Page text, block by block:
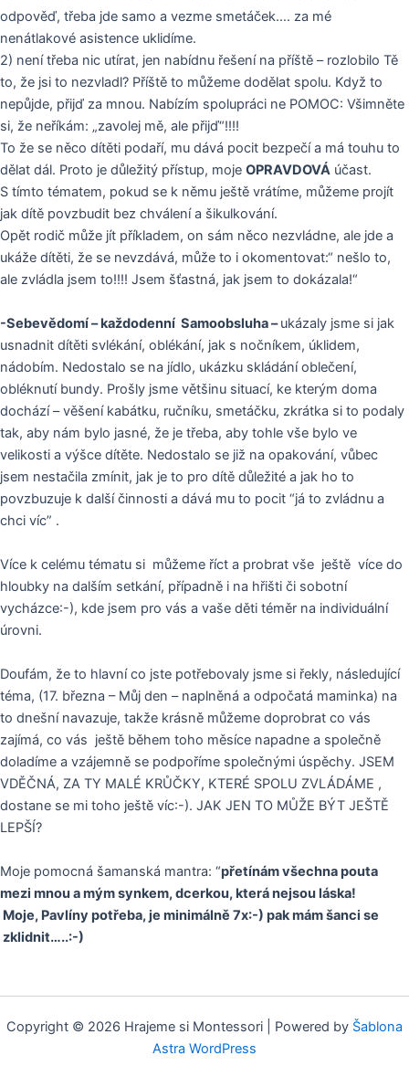
odpověď, třeba jde samo a vezme smetáček…. za mé
nenátlakové asistence uklidíme.
2) není třeba nic utírat, jen nabídnu řešení na příště – rozlobilo Tě
to, že jsi to nezvladl? Příště to můžeme dodělat spolu. Když to
nepůjde, přijď za mnou. Nabízím spolupráci ne POMOC: Všimněte
si, že neříkám: „zavolej mě, ale přijď“!!!!
To že se něco dítěti podaří, mu dává pocit bezpečí a má touhu to
dělat dál. Proto je důležitý přístup, moje OPRAVDOVÁ účast.
S tímto tématem, pokud se k němu ještě vrátíme, můžeme projít
jak dítě povzbudit bez chválení a šikulkování.
Opět rodič může jít příkladem, on sám něco nezvládne, ale jde a
ukáže dítěti, že se nevzdává, může to i okomentovat:“ nešlo to,
ale zvládla jsem to!!!! Jsem šťastná, jak jsem to dokázala!“
-Sebevědomí – každodenní Samoobsluha –ukázaly jsme si jak
usnadnit dítěti svlékání, oblékání, jak s nočníkem, úklidem,
nádobím. Nedostalo se na jídlo, ukázku skládání oblečení,
obléknutí bundy. Prošly jsme většinu situací, ke kterým doma
dochází – věšení kabátku, ručníku, smetáčku, zkrátka si to podaly
tak, aby nám bylo jasné, že je třeba, aby tohle vše bylo ve
velikosti a výšce dítěte. Nedostalo se již na opakování, vůbec
jsem nestačila zmínit, jak je to pro dítě důležité a jak ho to
povzbuzuje k další činnosti a dává mu to pocit “já to zvládnu a
chci víc” .
Více k celému tématu si můžeme říct a probrat vše ještě více do
hloubky na dalším setkání, případně i na hřišti či sobotní
vycházce:-), kde jsem pro vás a vaše děti téměr na individuální
úrovni.
Doufám, že to hlavní co jste potřebovaly jsme si řekly, následující
téma, (17. března – Můj den – naplněná a odpočatá maminka) na
to dnešní navazuje, takže krásně můžeme doprobrat co vás
zajímá, co vás ještě během toho měsíce napadne a společně
doladíme a vzájemně se podpoříme společnými úspěchy. JSEM
VDĚČNÁ, ZA TY MALÉ KRŮČKY, KTERÉ SPOLU ZVLÁDÁME ,
dostane se mi toho ještě víc:-). JAK JEN TO MŮŽE BÝT JEŠTĚ
LEPŠÍ?
Moje pomocná šamanská mantra: “přetínám všechna pouta
mezi mnou a mým synkem, dcerkou, která nejsou láska!
Moje, Pavlíny potřeba, je minimálně 7x:-) pak mám šanci se
zklidnit…..:-)
Copyright © 2026 Hrajeme si Montessori | Powered by Šablona
Astra WordPress